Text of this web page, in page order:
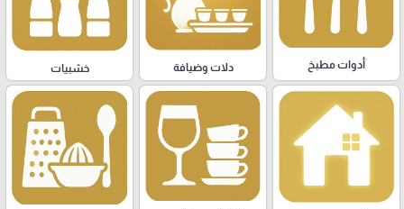
أدوات مطبخ دلات وضيافة خشبيات